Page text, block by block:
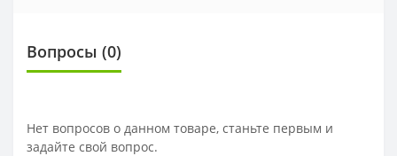
Вопросы (0)
Нет вопросов о данном товаре, станьте первым и
задайте свой вопрос.